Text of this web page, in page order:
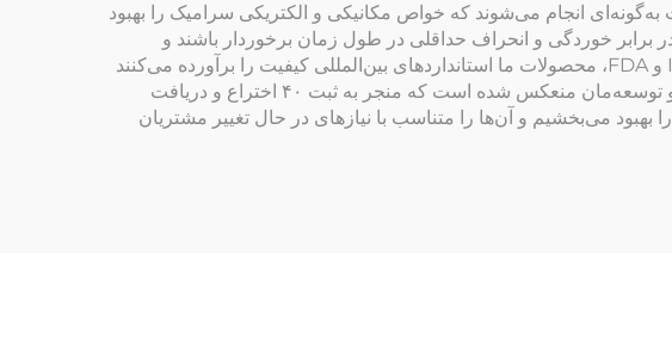
به‌گونه‌ای انجام می‌شوند که خواص مکانیکی و الکتریکی سرامیک را بهبود
برابر خوردگی و انحراف حداقلی در طول زمان برخوردار باشند و
بنابراین برای استفاده بلندمدت در محیط‌های چالش‌برانگیز ایده‌آل هستند. با داشتن گواهی‌هایی مانند ISO9001 و FDA، محصولات ما استانداردهای بین‌المللی کیفیت را برآورده می‌کنند
و قابلیت اطمینان و ایمنی را در هر کاربردی تضمین می‌نمایند. تعهد ما به نوآوری در تلاش‌های گسترده تحقیق و توسعه‌مان منعکس شده است که منجر به ثبت ۴۰ اختراع و دریافت
می‌بخشیم و آن‌ها را متناسب با نیازهای در حال تغییر مشتریان